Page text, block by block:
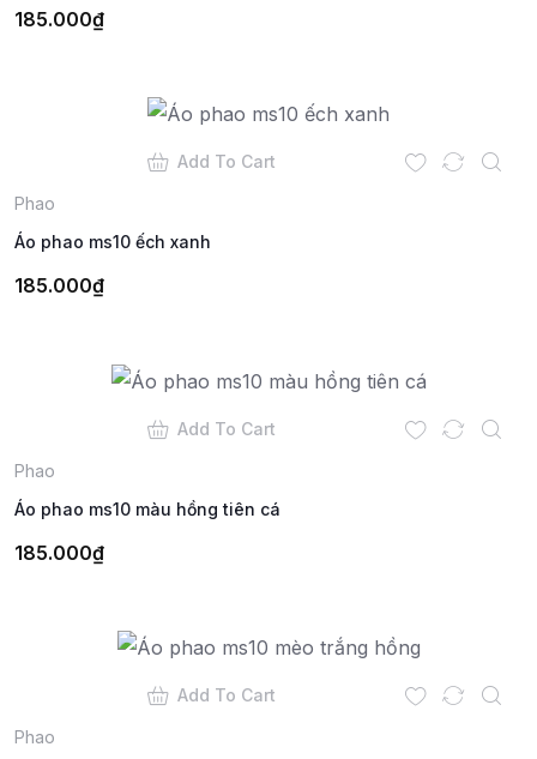
185.000₫
Add To Cart
Phao
Áo phao ms10 ếch xanh
185.000₫
Add To Cart
Phao
Áo phao ms10 màu hồng tiên cá
185.000₫
Add To Cart
Phao